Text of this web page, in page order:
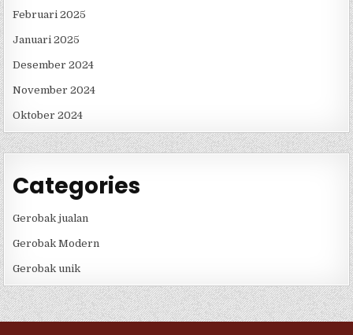
Februari 2025
Januari 2025
Desember 2024
November 2024
Oktober 2024
Categories
Gerobak jualan
Gerobak Modern
Gerobak unik